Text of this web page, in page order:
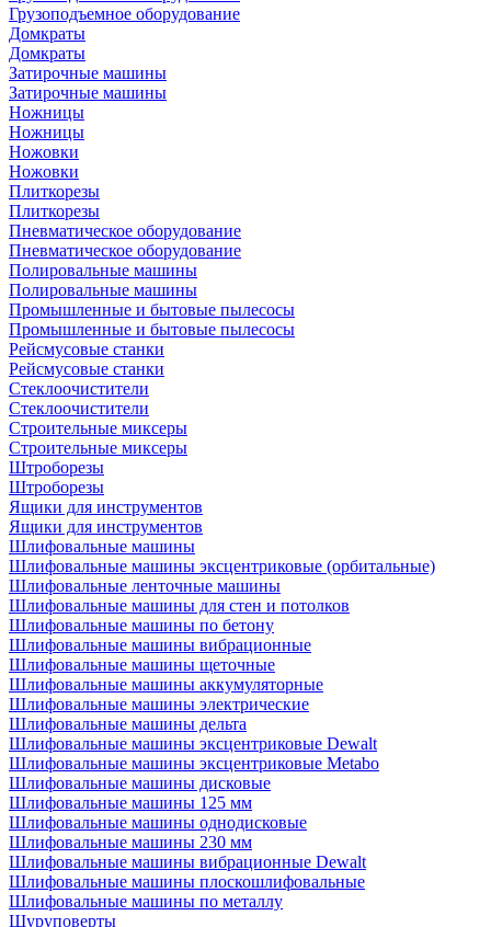
Грузоподъемное оборудование
Домкраты
Домкраты
Затирочные машины
Затирочные машины
Ножницы
Ножницы
Ножовки
Ножовки
Плиткорезы
Плиткорезы
Пневматическое оборудование
Пневматическое оборудование
Полировальные машины
Полировальные машины
Промышленные и бытовые пылесосы
Промышленные и бытовые пылесосы
Рейсмусовые станки
Рейсмусовые станки
Стеклоочистители
Стеклоочистители
Строительные миксеры
Строительные миксеры
Штроборезы
Штроборезы
Ящики для инструментов
Ящики для инструментов
Шлифовальные машины
Шлифовальные машины эксцентриковые (орбитальные)
Шлифовальные ленточные машины
Шлифовальные машины для стен и потолков
Шлифовальные машины по бетону
Шлифовальные машины вибрационные
Шлифовальные машины щеточные
Шлифовальные машины аккумуляторные
Шлифовальные машины электрические
Шлифовальные машины дельта
Шлифовальные машины эксцентриковые Dewalt
Шлифовальные машины эксцентриковые Metabo
Шлифовальные машины дисковые
Шлифовальные машины 125 мм
Шлифовальные машины однодисковые
Шлифовальные машины 230 мм
Шлифовальные машины вибрационные Dewalt
Шлифовальные машины плоскошлифовальные
Шлифовальные машины по металлу
Шуруповерты